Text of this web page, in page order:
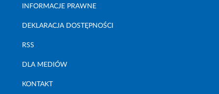
INFORMACJE PRAWNE
DEKLARACJA DOSTĘPNOŚCI
RSS
DLA MEDIÓW
KONTAKT